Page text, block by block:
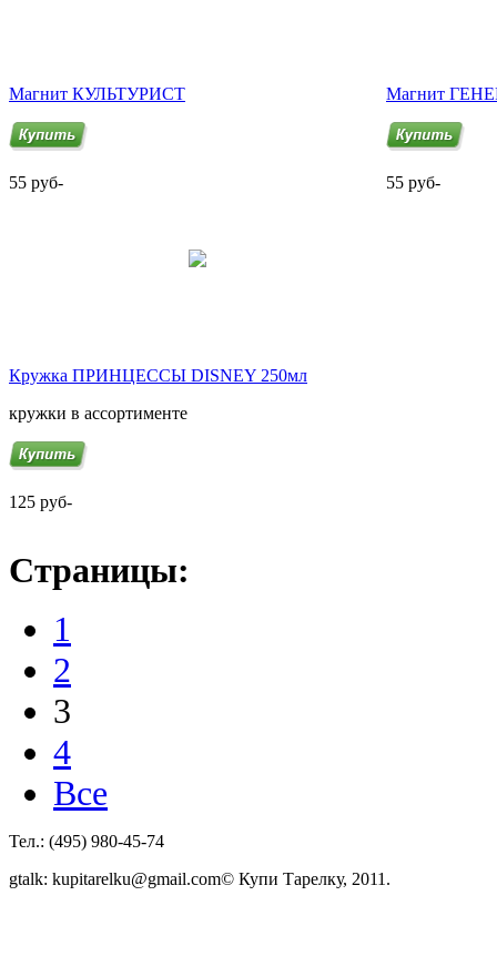
Магнит КУЛЬТУРИСТ
55 руб-
Магнит
55 руб-
Кружка ПРИНЦЕССЫ DISNEY 250мл
кружки в ассортименте
125 руб-
Страницы:
1
2
3
4
Все
Тел.: (495) 980-45-74
gtalk: kupitarelku@gmail.com© Купи Тарелку, 2011.